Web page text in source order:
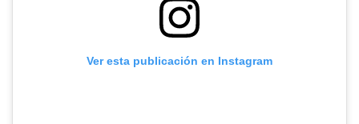
Ver esta publicación en Instagram